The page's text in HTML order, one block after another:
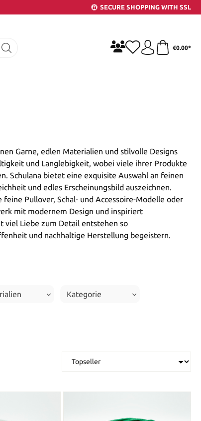
SECURE SHOPPING WITH SSL
€0.00*
Garne, edlen Materialien und stilvolle Designs
und Langlebigkeit, wobei viele ihrer Produkte
Schulana bietet eine exquisite Auswahl an feinen
und edles Erscheinungsbild auszeichnen.
Pullover, Schal- und Accessoire-Modelle oder
mit modernem Design und inspiriert
viel Liebe zum Detail entstehen so
und nachhaltige Herstellung begeistern.
Kategorie